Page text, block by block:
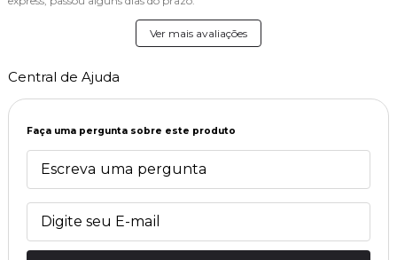
Ver mais avaliações
Central de Ajuda
Faça uma pergunta sobre este produto